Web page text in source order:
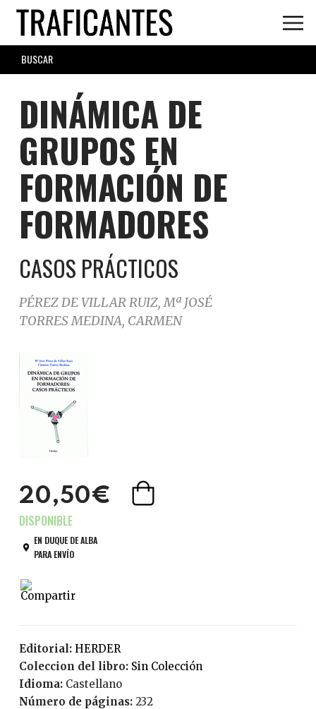
Skip
main
content
SEARCH
FORM
DINÁMICA DE
GRUPOS EN
FORMACIÓN DE
FORMADORES
CASOS PRÁCTICOS
PÉREZ DE VILLAR RUIZ, Mª JOSÉ
TORRES MEDINA, CARMEN
20,50€
EN DUQUE DE ALBA
PARA ENVÍO
Editorial:
HERDER
Coleccion del libro:
Sin Colección
Idioma:
Castellano
Número de páginas:
232